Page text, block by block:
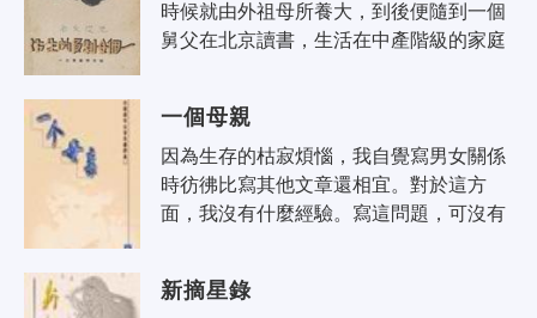
時候就由外祖母所養大，到後便隨到一個
舅父在北京讀書，生活在中產階級的家庭
一個母親
因為生存的枯寂煩惱，我自覺寫男女關係
時彷彿比寫其他文章還相宜。對於這方
面，我沒有什麼經驗。寫這問題，可沒有
解..
新摘星錄